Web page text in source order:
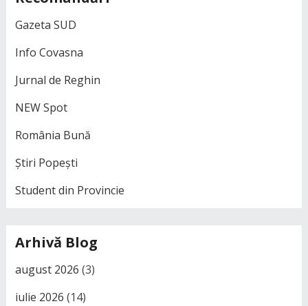
Gazeta SUD
Info Covasna
Jurnal de Reghin
NEW Spot
România Bună
Știri Popești
Student din Provincie
Arhivă Blog
august 2026 (3)
iulie 2026 (14)